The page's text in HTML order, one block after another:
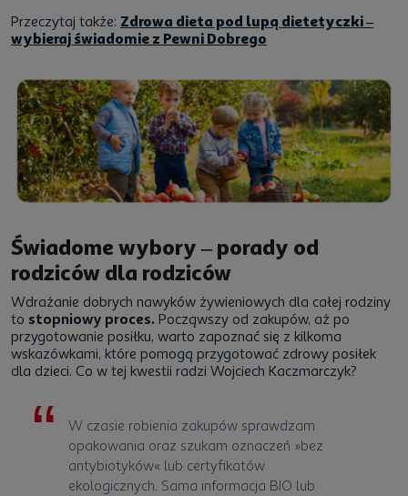
Przeczytaj także: Zdrowa dieta pod lupą dietetyczki –
wybieraj świadomie z Pewni Dobrego
Świadome wybory – porady od
rodziców dla rodziców
Wdrażanie dobrych nawyków żywieniowych dla całej rodziny
to stopniowy proces. Począwszy od zakupów, aż po
przygotowanie posiłku, warto zapoznać się z kilkoma
wskazówkami, które pomogą przygotować zdrowy posiłek
dla dzieci. Co w tej kwestii radzi Wojciech Kaczmarczyk?
W czasie robienia zakupów sprawdzam
opakowania oraz szukam oznaczeń »bez
antybiotyków« lub certyfikatów
ekologicznych. Sama informacja BIO lub